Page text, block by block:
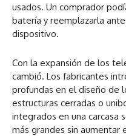
usados. Un comprador
batería y reemplazarla
dispositivo.
Con la expansión de los
cambió. Los fabricantes
profundas en el diseño de
estructuras cerradas o
integrados en una carcasa
más grandes sin